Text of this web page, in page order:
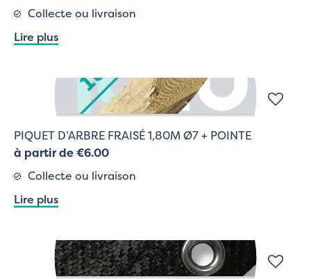
Collecte ou livraison
Lire plus
PIQUET D’ARBRE FRAISÉ 1,80M Ø7 + POINTE
à partir de €6.00
Collecte ou livraison
Lire plus